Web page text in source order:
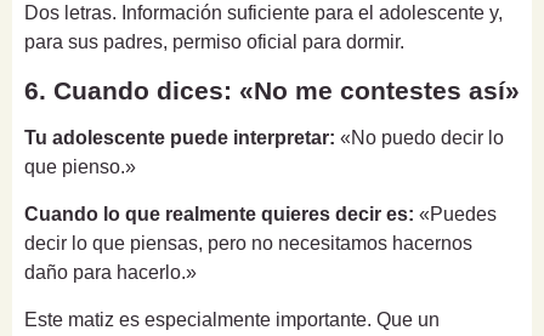
Dos letras. Información suficiente para el adolescente y,
para sus padres, permiso oficial para dormir.
6. Cuando dices: «No me contestes así»
Tu adolescente puede interpretar: «No puedo decir lo
que pienso.»
Cuando lo que realmente quieres decir es: «Puedes
decir lo que piensas, pero no necesitamos hacernos
daño para hacerlo.»
Este matiz es especialmente importante. Que un